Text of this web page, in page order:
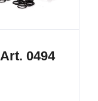
Art. 0494